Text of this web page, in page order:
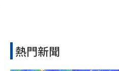
熱門新聞